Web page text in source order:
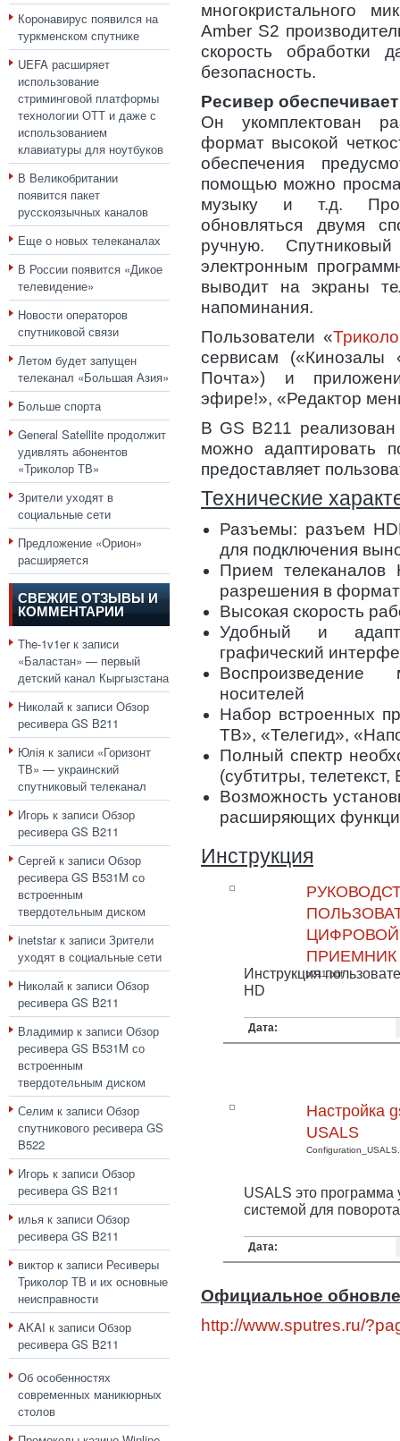
Коронавирус появился на
туркменском спутнике
UEFA расширяет
использование
стриминговой платформы
технологии ОТТ и даже с
использованием
клавиатуры для ноутбуков
В Великобритании
появится пакет
русскоязычных каналов
Еще о новых телеканалах
В России появится «Дикое
телевидение»
Новости операторов
спутниковой связи
Летом будет запущен
телеканал «Большая Азия»
Больше спорта
General Satellite продолжит
удивлять абонентов
«Триколор ТВ»
Зрители уходят в
социальные сети
Предложение «Орион»
расширяется
СВЕЖИЕ ОТЗЫВЫ И
КОММЕНТАРИИ
The-1v1erк записи
«Баластан» — первый
детский канал Кыргызстана
Николай к записи Обзор
ресивера GS B211
Юлія к записи «Горизонт
ТВ» — украинский
спутниковый телеканал
Игорь к записи Обзор
ресивера GS B211
Сергей к записи Обзор
ресивера GS B531M со
встроенным
твердотельным диском
inetstarк записи Зрители
уходят в социальные сети
Николай к записи Обзор
ресивера GS B211
Владимир к записи Обзор
ресивера GS B531M со
встроенным
твердотельным диском
Селим к записи Обзор
спутникового ресивера GS
B522
Игорь к записи Обзор
ресивера GS B211
илья к записи Обзор
ресивера GS B211
виктор к записи Ресиверы
Триколор ТВ и их основные
неисправности
AKAI к записи Обзор
ресивера GS B211
Об особенностях
современных маникюрных
столов
многокристального
Amber S2
скорость обработки
безопасность.
Ресивер
Он укомплектован
формат высокой
обеспечения
помощью можно
музыку и т.д.
обновляться двумя
ручную.
электронным
выводит на экраны
напоминания.
Пользователи «
сервисам
Почта») и
эфире!», «Редактор
В GS B211
можно адаптировать
предоставляет
Технические
Разъемы: разъем
для подключения
Прием телеканалов
разрешения в
Высокая скорость
Удобный и
графический
носителей
Набор встроенных
ТВ», «Телегид»,
Полный спектр
(субтитры, телетекст,
Возможность
расширяющих
Инструкция
ПРИЕМНИК
b211.pdf
Инструкция
HD
Дата:
Настройка
USALS
USALS это программа
системой для
Дата:
Официальное
http://www.sputres.ru/